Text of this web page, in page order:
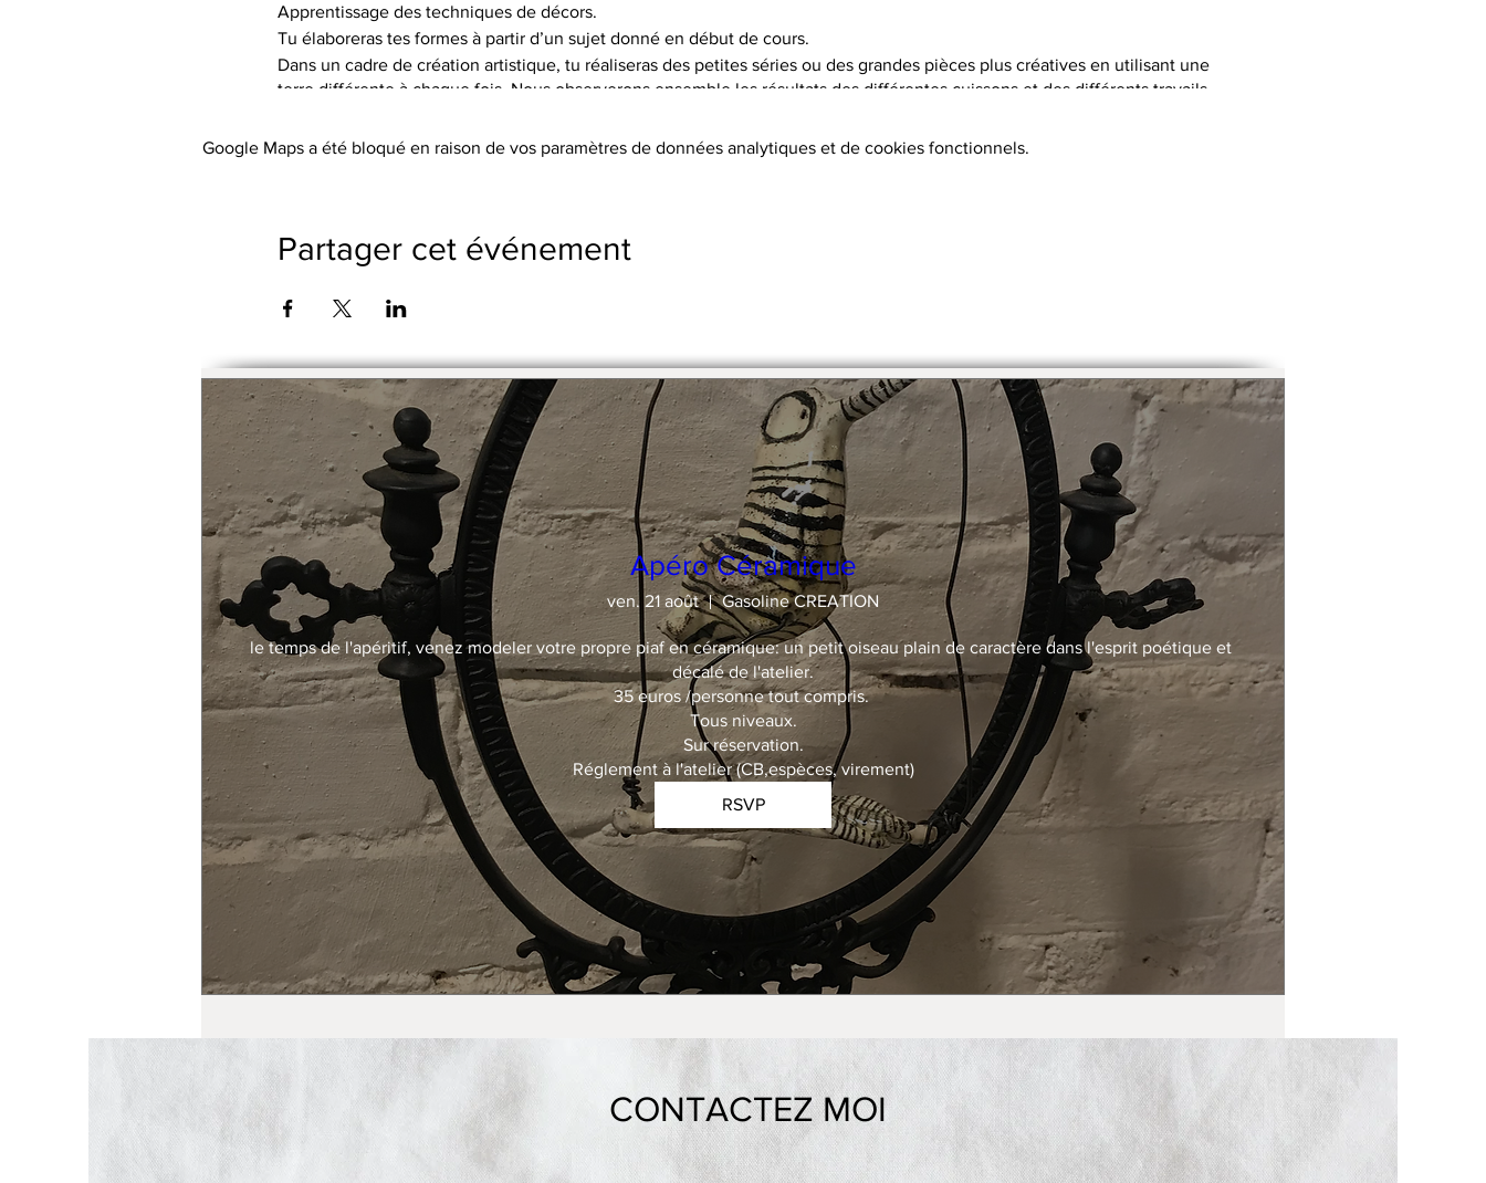
Apprentissage des techniques de décors.
Tu élaboreras tes formes à partir d’un sujet donné en début de cours.
Dans un cadre de création artistique, tu réaliseras des petites séries ou des grandes pièces plus créatives en utilisant une
terre différente à chaque fois. Nous observerons ensemble les résultats des différentes cuissons et des différents travails
Tu auras à ta disposition le choix de 5 terres différentes, et pas moins de 15 engobes.
Pas de cotisation ou de frais supplémentaires
Google Maps a été bloqué en raison de vos paramètres de données analytiques et de cookies fonctionnels.
Partager cet événement
Apéro Céramique
ven. 21 août Gasoline CREATION
le temps de l'apéritif, venez modeler votre propre piaf en céramique: un petit oiseau plain de caractère dans l'esprit poétique et
décalé de l'atelier.
35 euros /personne tout compris.
Tous niveaux.
Sur réservation.
Réglement à l'atelier (CB,espèces, virement)
RSVP
CONTACTEZ MOI